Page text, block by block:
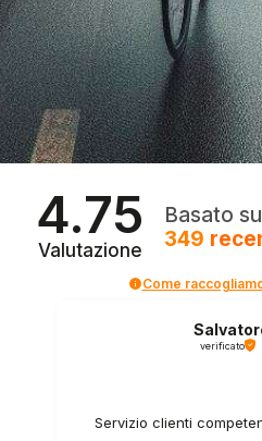
4.75
Valutazione
Basato su
349
Come
verificato
Servizio clienti